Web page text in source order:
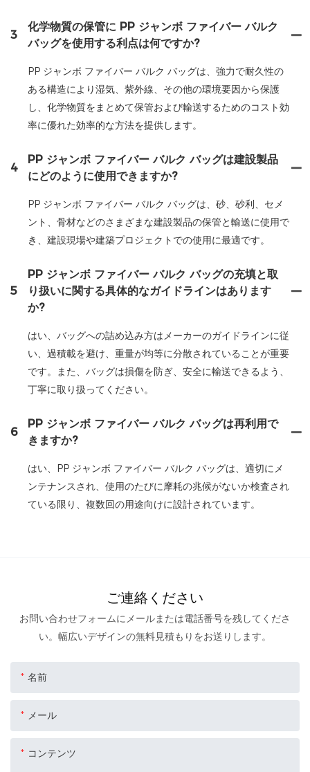
3
化学物質の保管に PP ジャンボ ファイバー バルク
バッグを使用する利点は何ですか?
PP ジャンボ ファイバー バルク バッグは、強力で耐久性の
ある構造により湿気、紫外線、その他の環境要因から保護
し、化学物質をまとめて保管および輸送するためのコスト効
率に優れた効率的な方法を提供します。
4
PP ジャンボ ファイバー バルク バッグは建設製品
にどのように使用できますか?
PP ジャンボ ファイバー バルク バッグは、砂、砂利、セメ
ント、骨材などのさまざまな建設製品の保管と輸送に使用で
き、建設現場や建築プロジェクトでの使用に最適です。
5
PP ジャンボ ファイバー バルク バッグの充填と取
り扱いに関する具体的なガイドラインはあります
か?
はい、バッグへの詰め込み方はメーカーのガイドラインに従
い、過積載を避け、重量が均等に分散されていることが重要
です。また、バッグは損傷を防ぎ、安全に輸送できるよう、
丁寧に取り扱ってください。
6
PP ジャンボ ファイバー バルク バッグは再利用で
きますか?
はい、PP ジャンボ ファイバー バルク バッグは、適切にメ
ンテナンスされ、使用のたびに摩耗の兆候がないか検査され
ている限り、複数回の用途向けに設計されています。
ご連絡ください
お問い合わせフォームにメールまたは電話番号を残してくださ
い。幅広いデザインの無料見積もりをお送りします。
名前
メール
コンテンツ